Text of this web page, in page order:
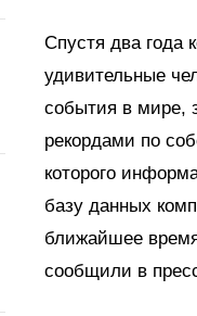
Спустя два года
удивительные
события в мире,
рекордами по
которого
базу данных
ближайшее
сообщили в